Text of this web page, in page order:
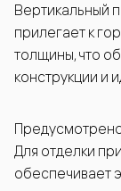
Вертикальный
прилегает к
толщины, что
конструкции и
Для отделки
обеспечивает